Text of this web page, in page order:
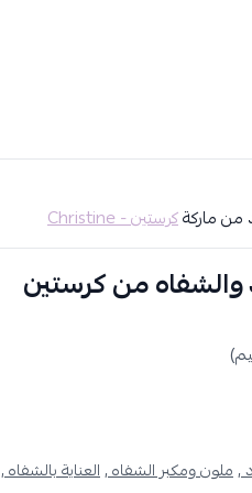
من ماركةكرستين - Christine
من كرستين
,ملون ومكبر الشفاه ,العناية بالشفاه ,